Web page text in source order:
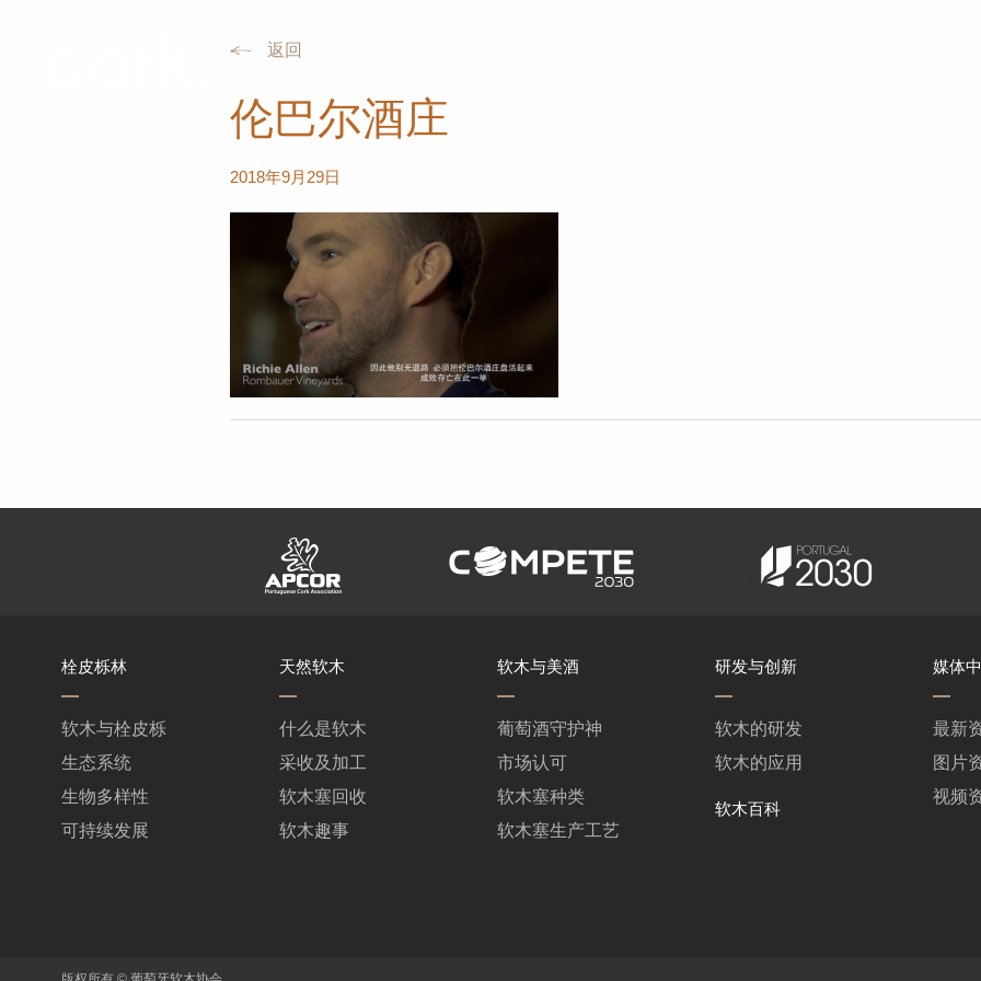
返回
伦巴尔酒庄
2018年9月29日
栓皮栎林
软木与栓皮栎
生态系统
生物多样性
可持续发展
天然软木
什么是软木
采收及加工
软木塞回收
软木趣事
软木与美酒
葡萄酒守护神
市场认可
软木塞种类
软木塞生产工艺
研发与创新
软木的研发
软木的应用
软木百科
媒体
最新
图片
视频